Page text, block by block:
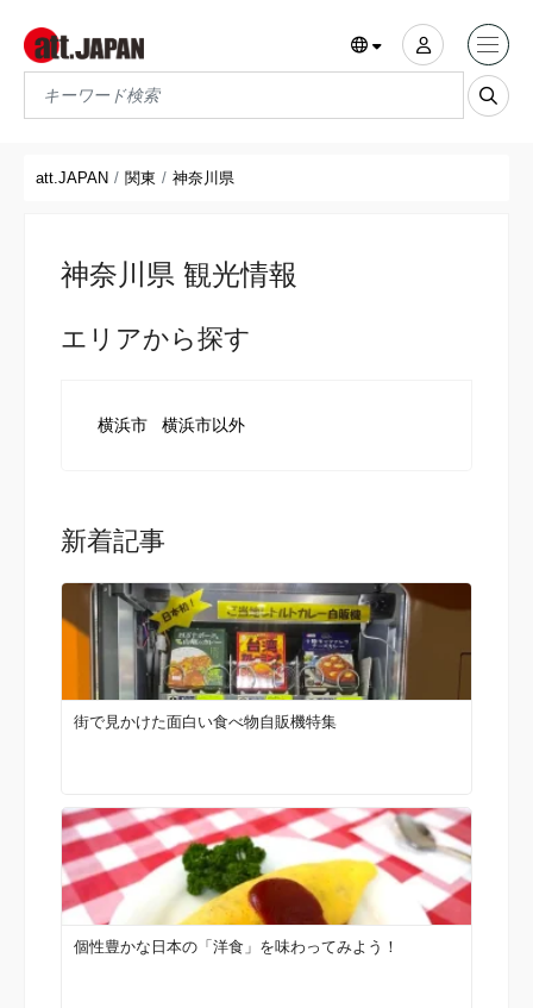
Translations title cont
att.JAPAN 関東 神奈川県
神奈川県 観光情報
エリアから探す
横浜市 横浜市以外
新着記事
街で見かけた面白い食べ物自販機特集
個性豊かな日本の「洋食」を味わってみよう！